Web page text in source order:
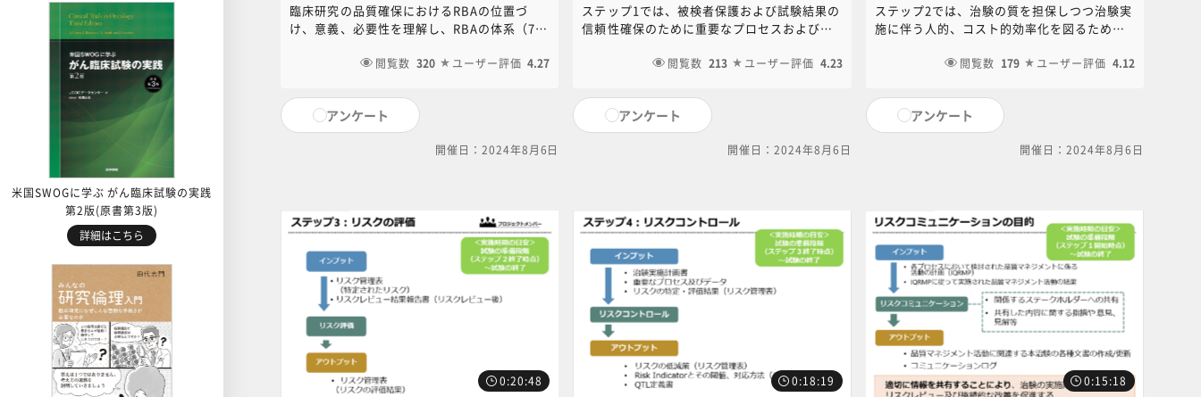
米国SWOGに学ぶ がん臨床試験の実践
第2版(原書第3版)
詳細はこちら
臨床研究の品質確保におけるRBAの位置づ
け、意義、必要性を理解し、RBAの体系（7つ
す。まずは身近な事例をもとに、RBAの意義
閲覧数 320 ユーザー評価 4.27
アンケート
開催日：2024年8月6日
ステップ1では、被検者保護および試験結果の
信頼性確保のために重要なプロセスおよびデ
手順について解説します。
閲覧数 213 ユーザー評価 4.23
アンケート
開催日：2024年8月6日
ステップ2では、治験の質を担保しつつ治験実
施に伴う人的、コスト的効率化を図るために
テップ1で特定された「重要なプロセス及びデ
めに必要な「リスクの考え方」について解説
します。
閲覧数 179 ユーザー評価 4.12
アンケート
開催日：2024年8月6日
0:20:48 0:18:19 0:15:18